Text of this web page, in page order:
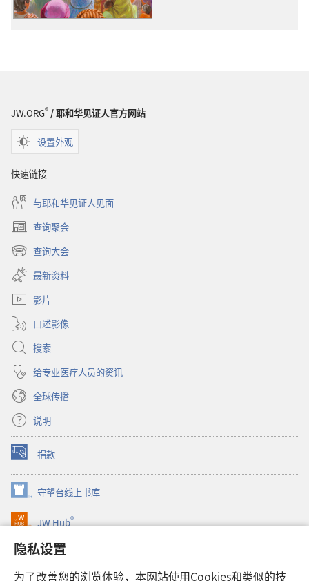
隐私设置
为了改善您的浏览体验，本网站使用Cookies和类似的技
JW.ORG®/ 耶和华见证人官方网站
设置外观
快速链接
与耶和华见证人见面
查询聚会
（打
开
新
窗
口）
查询大会
（打
开
新
窗
最新资料
影片
口述影像
搜索
给专业医疗人员的资讯
全球传播
说明
捐款
（打
开
新
窗
口）
守望台线上书库
（打
开
新
口）
JW Hub®
（打
开
新
JW Library®